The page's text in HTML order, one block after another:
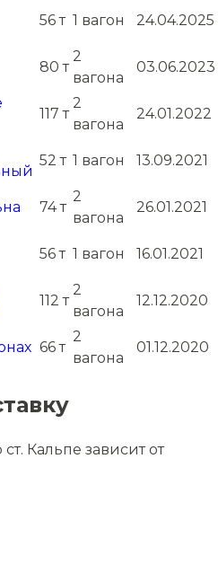
56 т 1 вагон 24.04.2025
80 т
2
вагона
03.06.2023
117 т
2
вагона
24.01.2022
52 т 1 вагон 13.09.2021
74 т
2
вагона
26.01.2021
56 т 1 вагон 16.01.2021
112 т
2
вагона
12.12.2020
66 т
2
вагона
01.12.2020
Кальпе зависит от